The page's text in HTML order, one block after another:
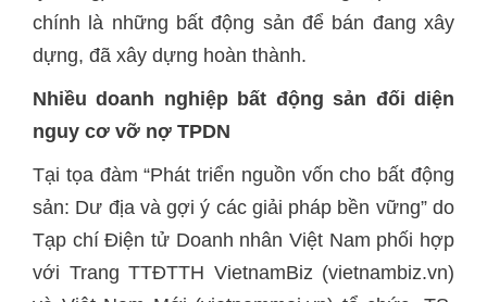
chính là những bất động sản để bán đang xây
dựng, đã xây dựng hoàn thành.
Nhiều doanh nghiệp bất động sản đối diện
nguy cơ vỡ nợ TPDN
Tại tọa đàm “Phát triển nguồn vốn cho bất động
sản: Dư địa và gợi ý các giải pháp bền vững” do
Tạp chí Điện tử Doanh nhân Việt Nam phối hợp
với Trang TTĐTTH VietnamBiz (vietnambiz.vn)